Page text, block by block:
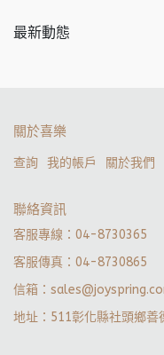
最新動態
關於喜樂
查詢 我的帳戶 關於我們
聯絡資訊
客服專線：04-8730365
客服傳真：04-8730865
信箱：
地址：511彰化縣社頭鄉善